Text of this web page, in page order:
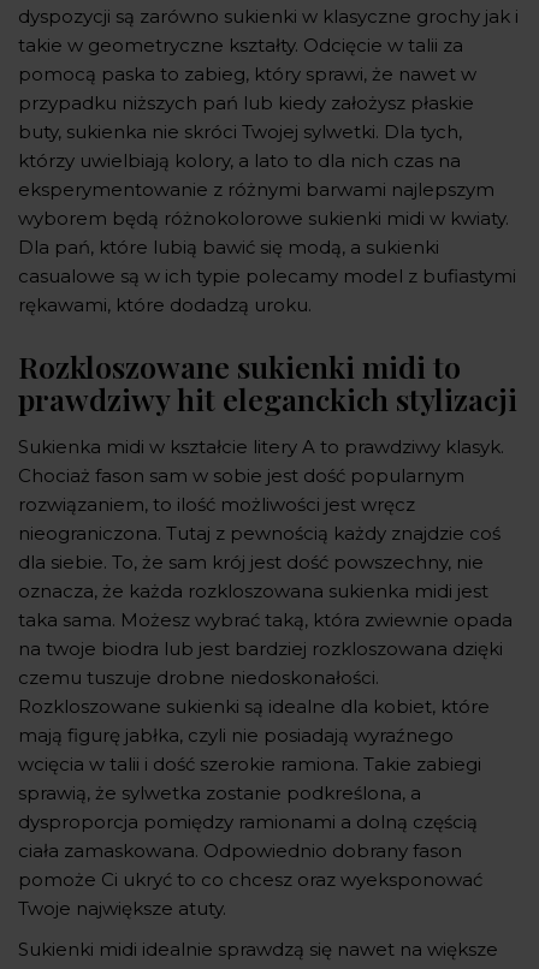
dyspozycji są zarówno sukienki w klasyczne grochy jak i
takie w geometryczne kształty. Odcięcie w talii za
pomocą paska to zabieg, który sprawi, że nawet w
przypadku niższych pań lub kiedy założysz płaskie
buty, sukienka nie skróci Twojej sylwetki. Dla tych,
którzy uwielbiają kolory, a lato to dla nich czas na
eksperymentowanie z różnymi barwami najlepszym
wyborem będą różnokolorowe sukienki midi w kwiaty.
Dla pań, które lubią bawić się modą, a sukienki
casualowe są w ich typie polecamy model z bufiastymi
rękawami, które dodadzą uroku.
Rozkloszowane sukienki midi to
prawdziwy hit eleganckich stylizacji
Sukienka midi w kształcie litery A to prawdziwy klasyk.
Chociaż fason sam w sobie jest dość popularnym
rozwiązaniem, to ilość możliwości jest wręcz
nieograniczona. Tutaj z pewnością każdy znajdzie coś
dla siebie. To, że sam krój jest dość powszechny, nie
oznacza, że każda rozkloszowana sukienka midi jest
taka sama. Możesz wybrać taką, która zwiewnie opada
na twoje biodra lub jest bardziej rozkloszowana dzięki
czemu tuszuje drobne niedoskonałości.
Rozkloszowane sukienki są idealne dla kobiet, które
mają figurę jabłka, czyli nie posiadają wyraźnego
wcięcia w talii i dość szerokie ramiona. Takie zabiegi
sprawią, że sylwetka zostanie podkreślona, a
dysproporcja pomiędzy ramionami a dolną częścią
ciała zamaskowana. Odpowiednio dobrany fason
pomoże Ci ukryć to co chcesz oraz wyeksponować
Twoje największe atuty.
Sukienki midi idealnie sprawdzą się nawet na większe